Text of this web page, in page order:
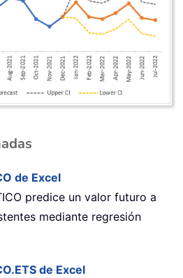
de Excel
predice un valor futuro a
mediante regresión
de Excel